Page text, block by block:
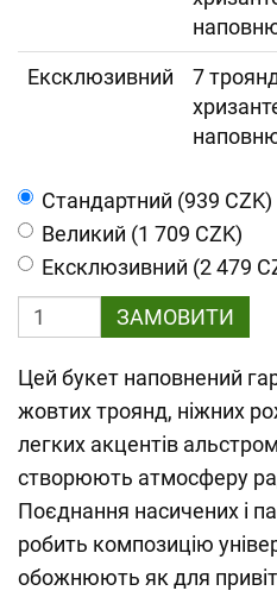
Ексклюзивний
7
Cтандартний (939 CZK)
Великий (1 709 CZK)
Ексклюзивний (2 479
ЗАМОВИТИ
Цей букет наповнений
жовтих троянд, ніжних
легких акцентів
створюють атмосферу
Поєднання насичених і
робить композицію
обожнюють як для